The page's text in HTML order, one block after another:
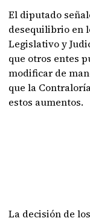
El diputado
desequilibrio en
Legislativo y
que otros entes
modificar de
que la
estos aumentos.
La decisión de